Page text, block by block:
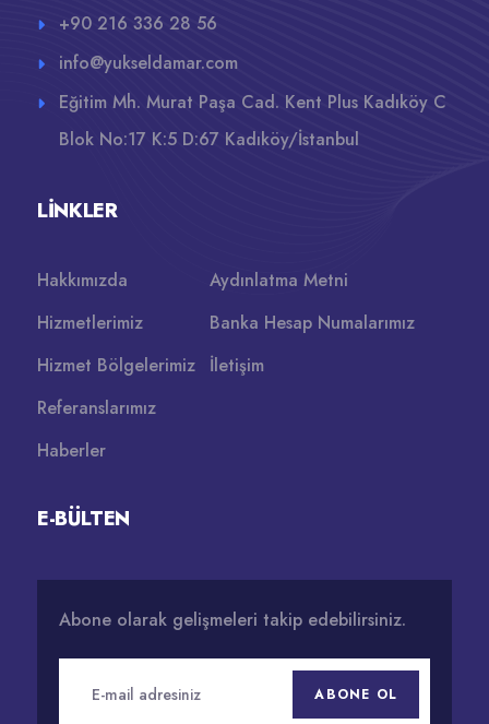
+90 216 336 28 56
info@yukseldamar.com
Eğitim Mh. Murat Paşa Cad. Kent Plus Kadıköy C
Blok No:17 K:5 D:67 Kadıköy/İstanbul
LINKLER
Hakkımızda
Hizmetlerimiz
Hizmet Bölgelerimiz
Referanslarımız
Haberler
Aydınlatma Metni
Banka Hesap Numalarımız
İletişim
E-BÜLTEN
Abone olarak gelişmeleri takip edebilirsiniz.
ABONE OL